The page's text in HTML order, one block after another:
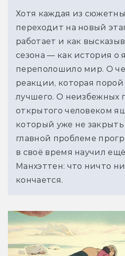
Хотя каждая из
переходит на новый
работает и как
сезона — как история о
переполошило мир. О
реакции, которая порой
лучшего. О неизбежных
открытого человеком
который уже не
главной проблеме
в своё время научил
Манхэттен: что ничто
кончается.